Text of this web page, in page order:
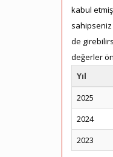
kabul
de
değerler
Yıl
2025
2024
2023